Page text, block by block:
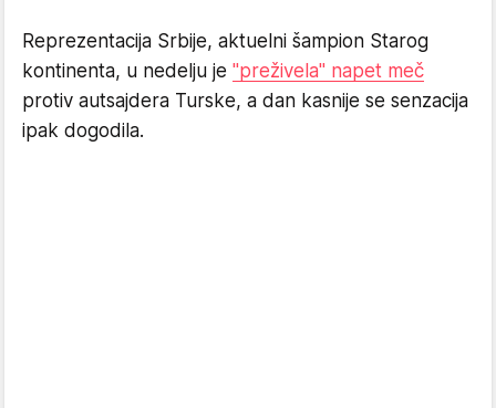
Reprezentacija Srbije, aktuelni šampion Starog
kontinenta, u nedelju je "preživela" napet meč
protiv autsajdera Turske, a dan kasnije se senzacija
ipak dogodila.